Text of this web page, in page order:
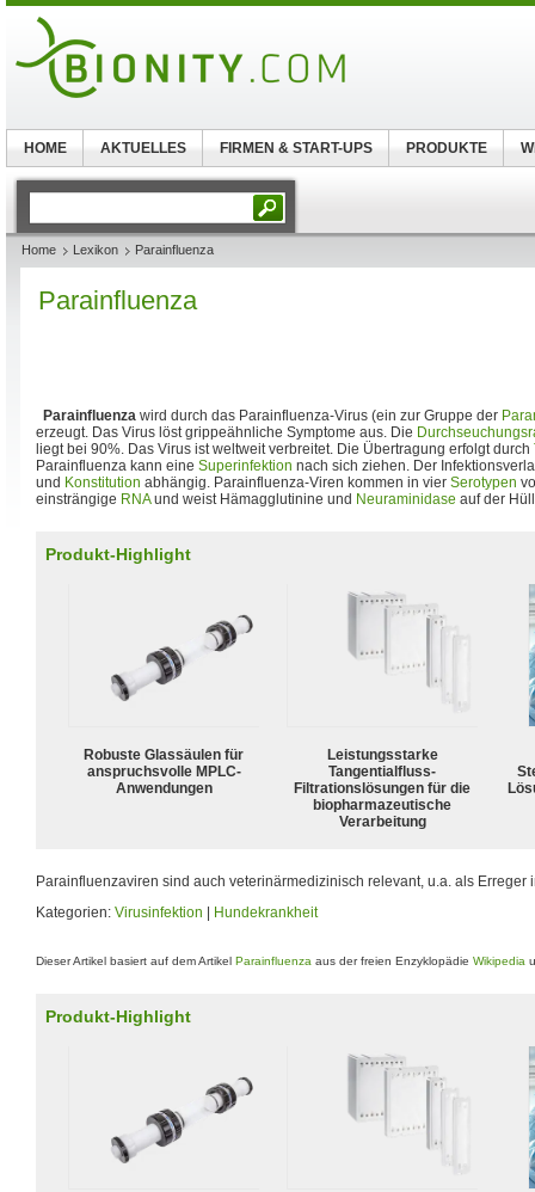
Home Lexikon Parainfluenza
Parainfluenza
Parainfluenza wird durch das Parainfluenza-Virus (ein zur Gruppe der
erzeugt. Das Virus löst grippeähnliche Symptome aus. Die
liegt bei 90%. Das Virus ist weltweit verbreitet. Die Übertragung erfolgt durch
Parainfluenza kann eine Superinfektion nach sich ziehen. Der
und Konstitution abhängig. Parainfluenza-Viren kommen in vier Serotypen
einsträngige RNAund weist Hämagglutinine und Neuraminidase auf der
Produkt-Highlight
Robuste Glassäulen für
anspruchsvolle MPLC-
Anwendungen
Leistungsstarke
Tangentialfluss-
Filtrationslösungen für die
biopharmazeutische
Verarbeitung
Parainfluenzaviren sind auch veterinärmedizinisch relevant, u.a. als Erreger
Kategorien: Virusinfektion Hundekrankheit
Dieser Artikel basiert auf dem Artikel Parainfluenza aus der freien Enzyklopädie Wikipedia
Produkt-Highlight
HOME AKTUELLES FIRMEN & START-UPS PRODUKTE